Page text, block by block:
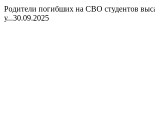
Родители погибших на СВО студентов
у...30.09.2025